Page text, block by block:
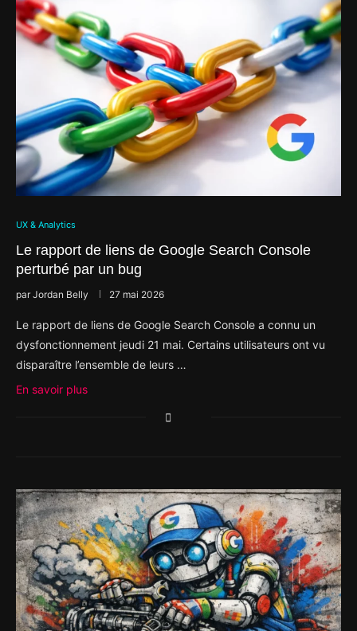
UX & Analytics
Le rapport de liens de Google Search Console
perturbé par un bug
parJordan Belly 27 mai 2026
Le rapport de liens de Google Search Console a connu un
dysfonctionnement jeudi 21 mai. Certains utilisateurs ont vu
disparaître l’ensemble de leurs …
En savoir plus